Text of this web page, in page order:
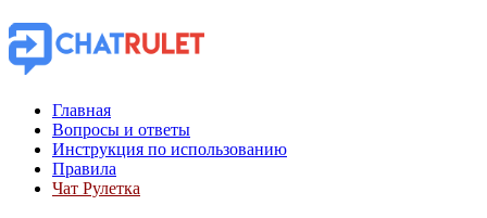
Главная
Вопросы и ответы
Инструкция по использованию
Правила
Чат Рулетка